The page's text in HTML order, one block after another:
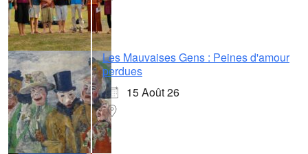
Les Mauvaises Gens : Peines d'amour
perdues
15 Août 26